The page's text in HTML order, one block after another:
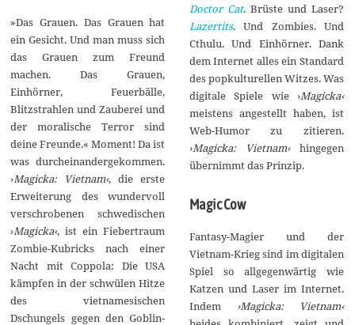
»Das Grauen. Das Grauen hat
ein Gesicht. Und man muss sich
das Grauen zum Freund
machen. Das Grauen,
Einhörner, Feuerbälle,
Blitzstrahlen und Zauberei und
der moralische Terror sind
deine Freunde.« Moment! Da ist
was durcheinandergekommen.
›Magicka: Vietnam‹, die erste
Erweiterung des wundervoll
verschrobenen schwedischen
›Magicka‹, ist ein Fiebertraum
Zombie-Kubricks nach einer
Nacht mit Coppola: Die USA
kämpfen in der schwülen Hitze
des vietnamesischen
Dschungels gegen den Goblin-
Doctor Cat. Brüste und Laser?
Lazertits. Und Zombies. Und
Cthulu. Und Einhörner. Dank
dem Internet alles ein Standard
des popkulturellen Witzes. Was
digitale Spiele wie ›Magicka‹
meistens angestellt haben, ist
Web-Humor zu zitieren.
›Magicka: Vietnam‹ hingegen
übernimmt das Prinzip.
Magic Cow
Fantasy-Magier und der
Vietnam-Krieg sind im digitalen
Spiel so allgegenwärtig wie
Katzen und Laser im Internet.
Indem ›Magicka: Vietnam‹